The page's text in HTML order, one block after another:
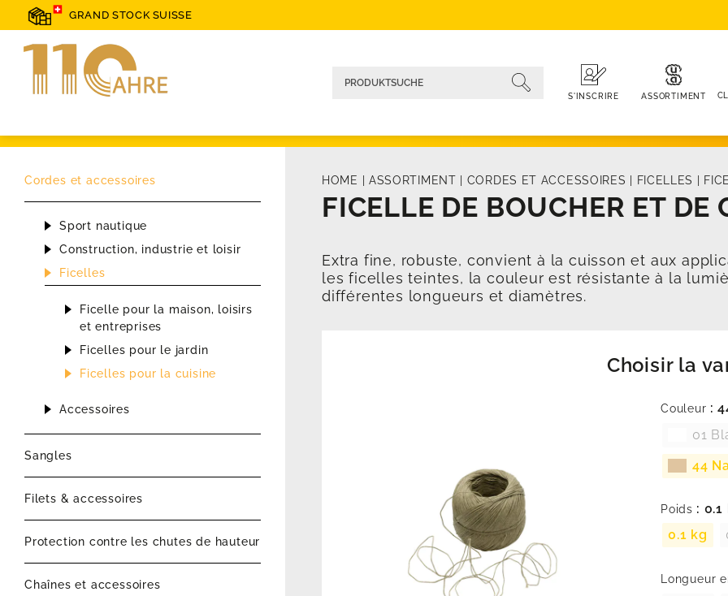
GRAND STOCK SUISSE
S'INSCRIRE ASSORTIMENT
Cordes et accessoires
Sport nautique
Construction, industrie et loisir
Ficelles
Ficelle pour la maison, loisirs
et entreprises
Ficelles pour le jardin
Ficelles pour la cuisine
Accessoires
Sangles
Filets & accessoires
Protection contre les chutes de hauteur
Chaînes et accessoires
HOME ASSORTIMENT CORDES ET ACCESSOIRES FICELLES
FICELLE DE BOUCHER ET
Extra fine, robuste, convient à la cuisson et aux
les ficelles teintes, la couleur est résistante à la
différentes longueurs et diamètres.
Choisir la
Couleur :
01
44
Poids : 0.1
0.1 kg
Longueur